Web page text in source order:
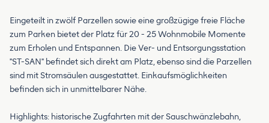
Eingeteilt in zwölf Parzellen sowie eine großzügige freie Fläche
zum Parken bietet der Platz für 20 - 25 Wohnmobile Momente
zum Erholen und Entspannen. Die Ver- und Entsorgungsstation
"ST-SAN" befindet sich direkt am Platz, ebenso sind die Parzellen
sind mit Stromsäulen ausgestattet. Einkaufsmöglichkeiten
befinden sich in unmittelbarer Nähe.
Highlights: historische Zugfahrten mit der Sauschwänzlebahn,